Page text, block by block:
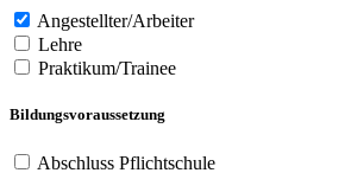
Angestellter/Arbeiter
Lehre
Praktikum/Trainee
Bildungsvoraussetzung
Abschluss Pflichtschule